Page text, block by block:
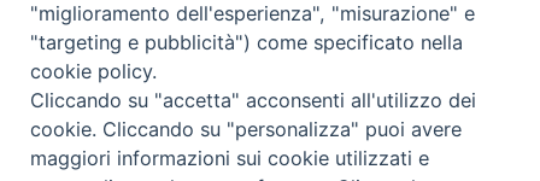
via Amedeo Rossi, 28 - 12100 Cuneo
segreteriagenerale@diocesicuneofossano.it
"miglioramento dell'esperienza", "misurazione" e
"targeting e pubblicità") come specificato nella
cookie policy.
Cliccando su "accetta" acconsenti all'utilizzo dei
cookie. Cliccando su "personalizza" puoi avere
maggiori informazioni sui cookie utilizzati e